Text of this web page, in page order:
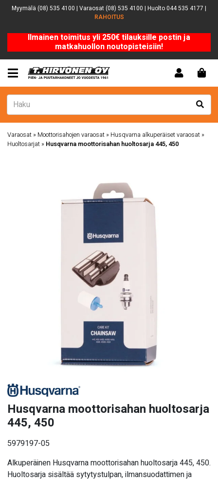
Myymälä (08) 535 4100 | Varaosat (08) 535 4100 | Huolto 044 535 4177 |
RAHOITUS
Ilmainen toimitus yli 250€ tilauksille postin ja
matkahuollon noutopisteisiin!
Varaosat » Moottorisahojen varaosat » Husqvarna alkuperäiset varaosat »
Huoltosarjat » Husqvarna moottorisahan huoltosarja 445, 450
Husqvarna moottorisahan huoltosarja
445, 450
5979197-05
Alkuperäinen Husqvarna moottorisahan huoltosarja 445, 450.
Huoltosarja sisältää sytytystulpan, ilmansuodattimen ja